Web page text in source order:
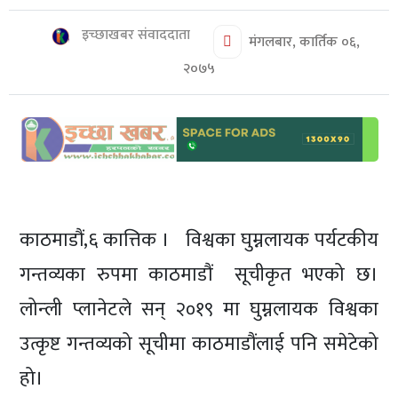
शिक्षा/
स्वास्थ्य
रोचक
खबर
टिभि
युनिकोड
इच्छाखबर संवाददाता
मंगलबार, कार्तिक ०६,
२०७५
काठमाडौं,६ कात्तिक । विश्वका घुम्नलायक पर्यटकीय
गन्तव्यका रुपमा काठमाडौं सूचीकृत भएको छ।
लोन्ली प्लानेटले सन् २०१९ मा घुम्नलायक विश्वका
उत्कृष्ट गन्तव्यको सूचीमा काठमाडौंलाई पनि समेटेको
हो।